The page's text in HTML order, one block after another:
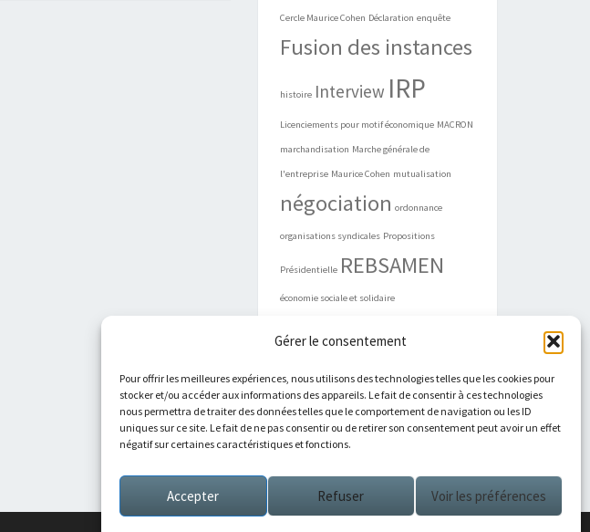
Gérer le consentement
Pour offrir les meilleures expériences, nous utilisons des technologies telles que les cookies pour
stocker et/ou accéder aux informations des appareils. Le fait de consentir à ces technologies
nous permettra de traiter des données telles que le comportement de navigation ou les ID
uniques sur ce site. Le fait de ne pas consentir ou de retirer son consentement peut avoir un effet
négatif sur certaines caractéristiques et fonctions.
Accepter Refuser Voir les préférences
Cercle Maurice Cohen Déclaration enquête
Fusion des instances
histoire Interview IRP
Licenciements pour motif économique MACRON
marchandisation Marche générale de
l'entreprise Maurice Cohen mutualisation
négociation ordonnance
organisations syndicales Propositions
Présidentielle REBSAMEN
économie sociale et solidaire
ARCHIVES
Archives